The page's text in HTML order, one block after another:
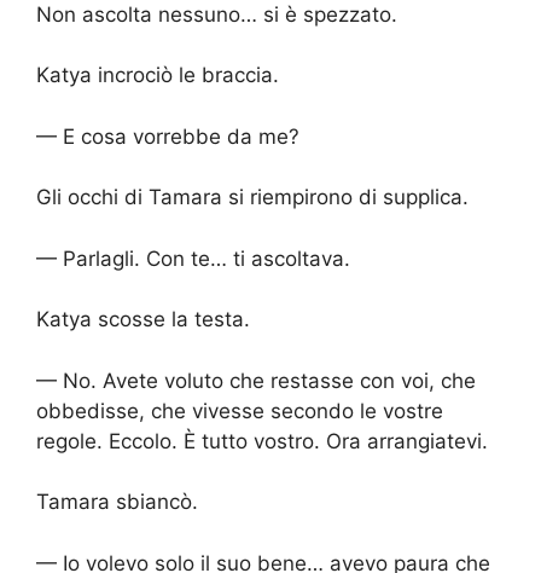
Non ascolta nessuno… si è spezzato.
Katya incrociò le braccia.
— E cosa vorrebbe da me?
Gli occhi di Tamara si riempirono di supplica.
— Parlagli. Con te… ti ascoltava.
Katya scosse la testa.
— No. Avete voluto che restasse con voi, che
obbedisse, che vivesse secondo le vostre
regole. Eccolo. È tutto vostro. Ora arrangiatevi.
Tamara sbiancò.
— Io volevo solo il suo bene… avevo paura che